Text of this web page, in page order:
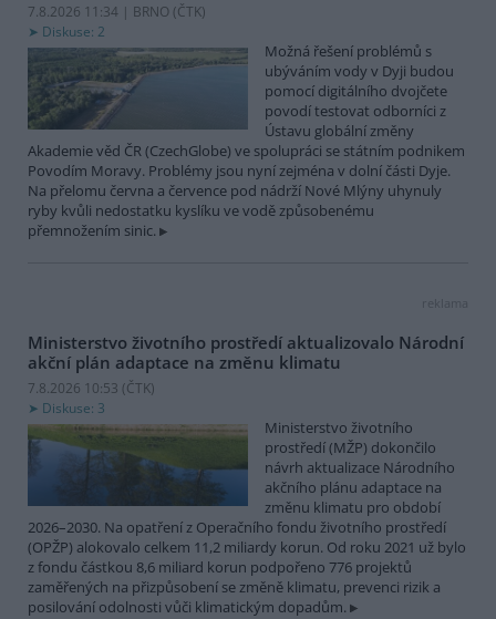
7.8.2026 11:34 | BRNO (ČTK)
Diskuse: 2
Možná řešení problémů s
ubýváním vody v Dyji budou
pomocí digitálního dvojčete
povodí testovat odborníci z
Ústavu globální změny
Akademie věd ČR (CzechGlobe) ve spolupráci se státním podnikem
Povodím Moravy. Problémy jsou nyní zejména v dolní části Dyje.
Na přelomu června a července pod nádrží Nové Mlýny uhynuly
ryby kvůli nedostatku kyslíku ve vodě způsobenému
přemnožením sinic.
reklama
Ministerstvo životního prostředí aktualizovalo Národní
akční plán adaptace na změnu klimatu
7.8.2026 10:53 (ČTK)
Diskuse: 3
Ministerstvo životního
prostředí (MŽP) dokončilo
návrh aktualizace Národního
akčního plánu adaptace na
změnu klimatu pro období
2026–2030. Na opatření z Operačního fondu životního prostředí
(OPŽP) alokovalo celkem 11,2 miliardy korun. Od roku 2021 už bylo
z fondu částkou 8,6 miliard korun podpořeno 776 projektů
zaměřených na přizpůsobení se změně klimatu, prevenci rizik a
posilování odolnosti vůči klimatickým dopadům.